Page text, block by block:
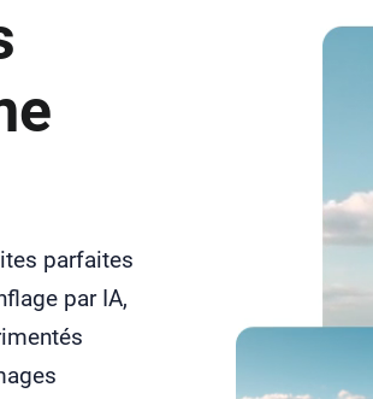
parfaites
par IA,